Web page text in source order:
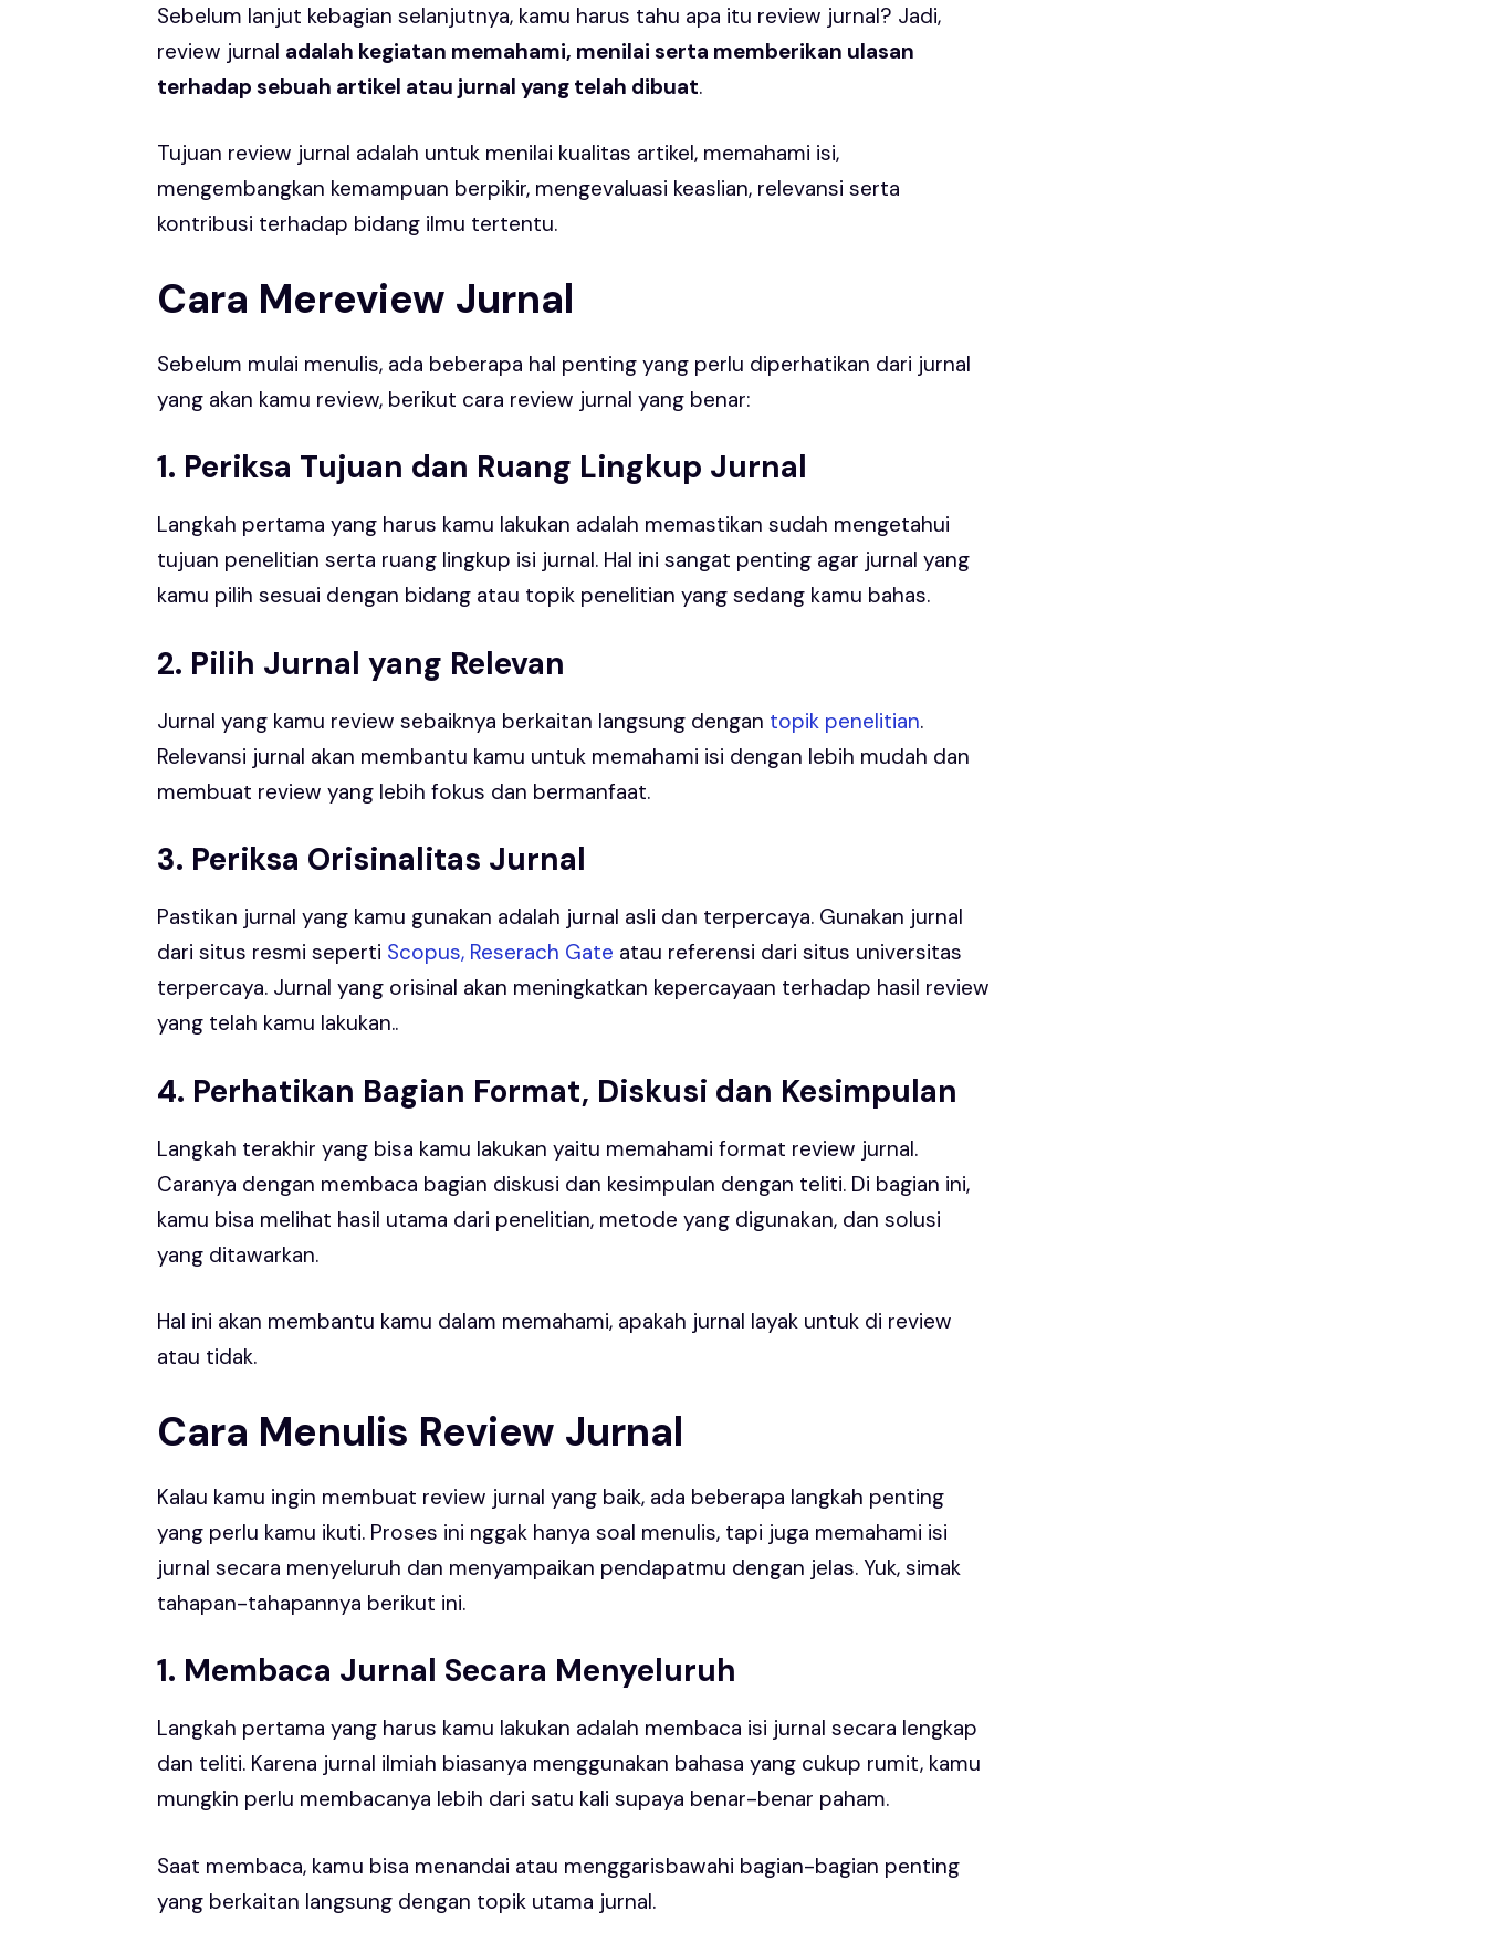
Sebelum lanjut kebagian selanjutnya, kamu harus tahu apa itu review jurnal? Jadi,
review jurnal adalah kegiatan memahami, menilai serta memberikan ulasan
terhadap sebuah artikel atau jurnal yang telah dibuat.
Tujuan review jurnal adalah untuk menilai kualitas artikel, memahami isi,
mengembangkan kemampuan berpikir, mengevaluasi keaslian, relevansi serta
kontribusi terhadap bidang ilmu tertentu.
Cara Mereview Jurnal
Sebelum mulai menulis, ada beberapa hal penting yang perlu diperhatikan dari jurnal
yang akan kamu review, berikut cara review jurnal yang benar:
1. Periksa Tujuan dan Ruang Lingkup Jurnal
Langkah pertama yang harus kamu lakukan adalah memastikan sudah mengetahui
tujuan penelitian serta ruang lingkup isi jurnal. Hal ini sangat penting agar jurnal yang
kamu pilih sesuai dengan bidang atau topik penelitian yang sedang kamu bahas.
2. Pilih Jurnal yang Relevan
Jurnal yang kamu review sebaiknya berkaitan langsung dengan topik penelitian.
Relevansi jurnal akan membantu kamu untuk memahami isi dengan lebih mudah dan
membuat review yang lebih fokus dan bermanfaat.
3. Periksa Orisinalitas Jurnal
Pastikan jurnal yang kamu gunakan adalah jurnal asli dan terpercaya. Gunakan jurnal
dari situs resmi seperti Scopus, Reserach Gate atau referensi dari situs universitas
terpercaya. Jurnal yang orisinal akan meningkatkan kepercayaan terhadap hasil review
yang telah kamu lakukan..
4. Perhatikan Bagian Format, Diskusi dan Kesimpulan
Langkah terakhir yang bisa kamu lakukan yaitu memahami format review jurnal.
Caranya dengan membaca bagian diskusi dan kesimpulan dengan teliti. Di bagian ini,
kamu bisa melihat hasil utama dari penelitian, metode yang digunakan, dan solusi
yang ditawarkan.
Hal ini akan membantu kamu dalam memahami, apakah jurnal layak untuk di review
atau tidak.
Cara Menulis Review Jurnal
Kalau kamu ingin membuat review jurnal yang baik, ada beberapa langkah penting
yang perlu kamu ikuti. Proses ini nggak hanya soal menulis, tapi juga memahami isi
jurnal secara menyeluruh dan menyampaikan pendapatmu dengan jelas. Yuk, simak
tahapan-tahapannya berikut ini.
1. Membaca Jurnal Secara Menyeluruh
Langkah pertama yang harus kamu lakukan adalah membaca isi jurnal secara lengkap
dan teliti. Karena jurnal ilmiah biasanya menggunakan bahasa yang cukup rumit, kamu
mungkin perlu membacanya lebih dari satu kali supaya benar-benar paham.
Saat membaca, kamu bisa menandai atau menggarisbawahi bagian-bagian penting
yang berkaitan langsung dengan topik utama jurnal.